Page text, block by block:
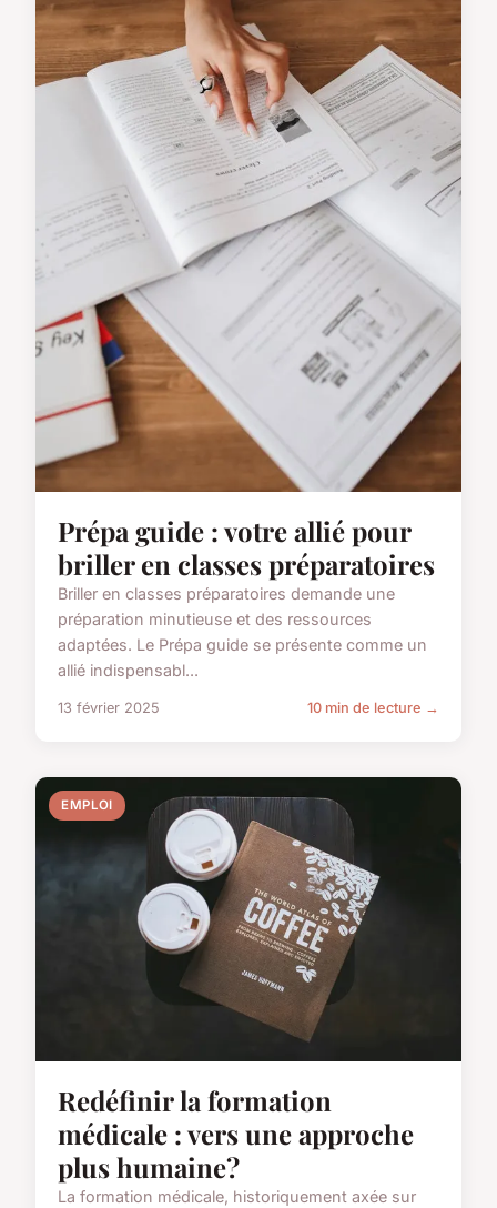
Prépa guide : votre allié pour
briller en classes préparatoires
Briller en classes préparatoires demande une
préparation minutieuse et des ressources
adaptées. Le Prépa guide se présente comme un
allié indispensabl...
13 février 2025 10 min de lecture →
EMPLOI
Redéfinir la formation
médicale : vers une approche
plus humaine?
La formation médicale, historiquement axée sur